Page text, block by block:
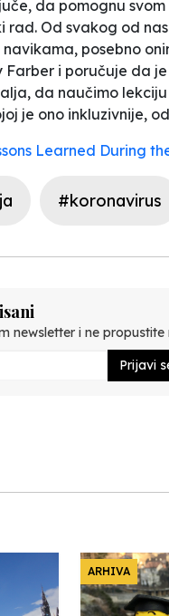
da pomognu
rad. Od svakog od
posebno
Farber i poručuje da
da naučimo
je ono inkluzivnije,
Learned During
#koronavirus
newsletter i ne propustite
Prijavi
ARHIVA